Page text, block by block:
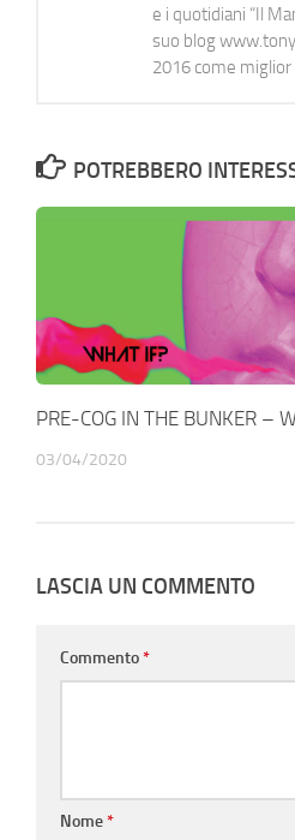
e i quotidiani “Il
suo blog
2016 come miglior
POTREBBERO
PRE-COG IN THE BUNKER –
03/04/2020
LASCIA UN COMMENTO
Commento*
Nome*